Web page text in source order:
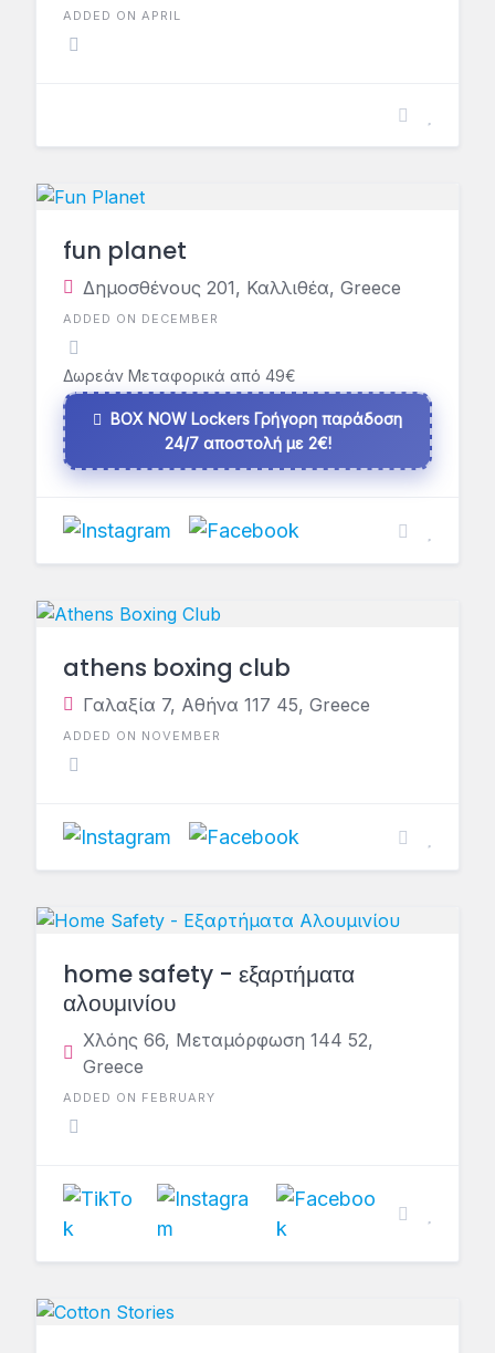
ADDED ON APRIL
fun planet
Δημοσθένους 201, Καλλιθέα, Greece
ADDED ON DECEMBER
Δωρεάν Μεταφορικά από 49€
BOX NOW Lockers Γρήγορη παράδοση
24/7 αποστολή με 2€!
athens boxing club
Γαλαξία 7, Αθήνα 117 45, Greece
ADDED ON NOVEMBER
home safety - εξαρτήματα
αλουμινίου
Χλόης 66, Μεταμόρφωση 144 52,
Greece
ADDED ON FEBRUARY